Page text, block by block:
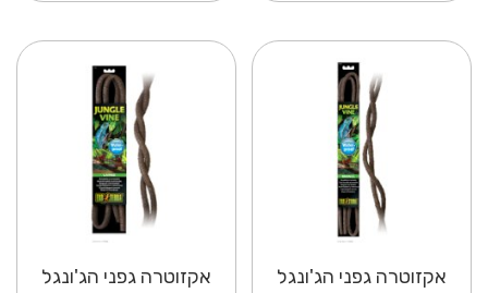
אקזוטרה גפני הג'ונגל
אקזוטרה גפני הג'ונגל